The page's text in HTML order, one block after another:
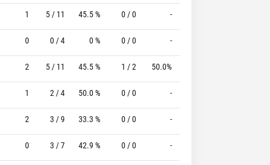
1 5 / 11 45.5 % 0 / 0 -
0 0 / 4 0 % 0 / 0 -
2 5 / 11 45.5 % 1 / 2 50.0%
1 2 / 4 50.0 % 0 / 0 -
2 3 / 9 33.3 % 0 / 0 -
0 3 / 7 42.9 % 0 / 0 -